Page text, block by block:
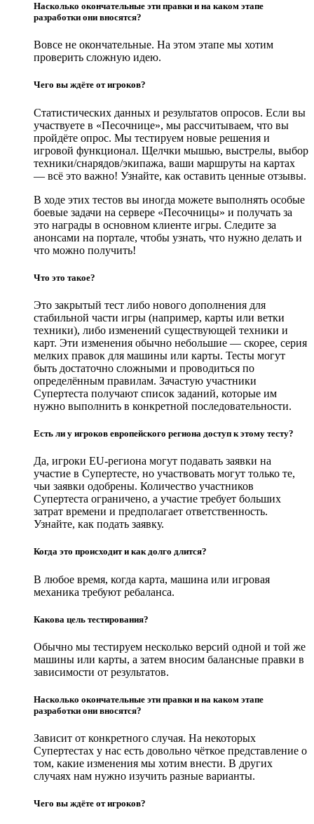
Насколько окончательные эти правки и на каком этапе
разработки они вносятся?
Вовсе не окончательные. На этом этапе мы хотим
проверить сложную идею.
Чего вы ждёте от игроков?
Статистических данных и результатов опросов. Если вы
участвуете в «Песочнице», мы рассчитываем, что вы
пройдёте опрос. Мы тестируем новые решения и
игровой функционал. Щелчки мышью, выстрелы, выбор
техники/снарядов/экипажа, ваши маршруты на картах
— всё это важно! Узнайте, как оставить ценные отзывы.
В ходе этих тестов вы иногда можете выполнять особые
боевые задачи на сервере «Песочницы» и получать за
это награды в основном клиенте игры. Следите за
анонсами на портале, чтобы узнать, что нужно делать и
что можно получить!
Что это такое?
Это закрытый тест либо нового дополнения для
стабильной части игры (например, карты или ветки
техники), либо изменений существующей техники и
карт. Эти изменения обычно небольшие — скорее, серия
мелких правок для машины или карты. Тесты могут
быть достаточно сложными и проводиться по
определённым правилам. Зачастую участники
Супертеста получают список заданий, которые им
нужно выполнить в конкретной последовательности.
Есть ли у игроков европейского региона доступ к этому тесту?
Да, игроки EU-региона могут подавать заявки на
участие в Супертесте, но участвовать могут только те,
чьи заявки одобрены. Количество участников
Супертеста ограничено, а участие требует больших
затрат времени и предполагает ответственность.
Узнайте, как подать заявку.
Когда это происходит и как долго длится?
В любое время, когда карта, машина или игровая
механика требуют ребаланса.
Какова цель тестирования?
Обычно мы тестируем несколько версий одной и той же
машины или карты, а затем вносим балансные правки в
зависимости от результатов.
Насколько окончательные эти правки и на каком этапе
разработки они вносятся?
Зависит от конкретного случая. На некоторых
Супертестах у нас есть довольно чёткое представление о
том, какие изменения мы хотим внести. В других
случаях нам нужно изучить разные варианты.
Чего вы ждёте от игроков?